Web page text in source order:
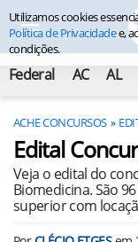
Federal AC AL
ACHE CONCURSOS
Edital
Veja o edital do
Biomedicina. São
superior com
Utilizamos cookies
Política de Privacidadee,
condições.